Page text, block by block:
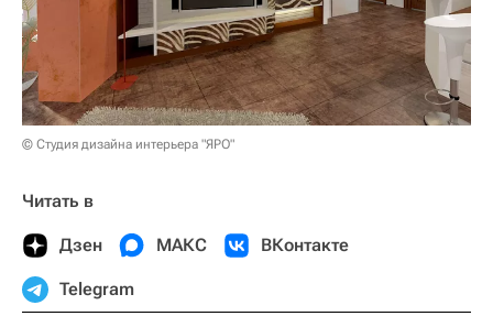
© Студия дизайна интерьера "ЯРО"
Читать в
Дзен МАКС ВКонтакте
Telegram